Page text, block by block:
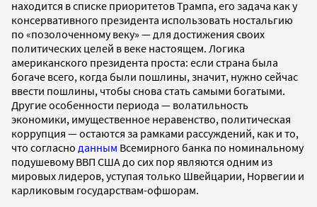
находится в списке приоритетов Трампа, его задача как у
консервативного президента использовать ностальгию
по «позолоченному веку» — для достижения своих
политических целей в веке настоящем. Логика
американского президента проста: если страна была
богаче всего, когда были пошлины, значит, нужно сейчас
ввести пошлины, чтобы снова стать самыми богатыми.
Другие особенности периода — волатильность
экономики, имущественное неравенство, политическая
коррупция — остаются за рамками рассуждений, как и то,
что согласно данным Всемирного банка по номинальному
подушевому ВВП США до сих пор являются одним из
мировых лидеров, уступая только Швейцарии, Норвегии и
карликовым государствам-офшорам.